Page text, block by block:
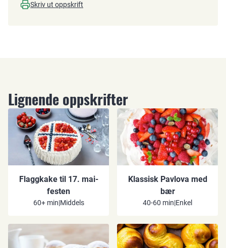
Skriv ut oppskrift
Lignende oppskrifter
Flaggkake til 17. mai-
festen
60+ min|Middels
Klassisk Pavlova med
bær
40-60 min|Enkel